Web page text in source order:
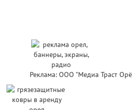
Реклама: ООО "Медиа Траст